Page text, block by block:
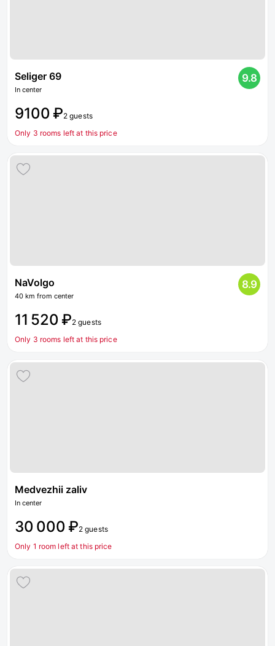
Seliger 69
In center
9.8
9100 ₽2 guests
Only 3 rooms left at this price
NaVolgo
40 km from center
8.9
11 520 ₽2 guests
Only 3 rooms left at this price
Medvezhii zaliv
In center
30 000 ₽2 guests
Only 1 room left at this price